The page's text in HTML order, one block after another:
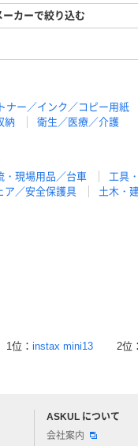
カーで絞り込む
トナー／インク／コピー用紙
納 衛生／医療／介護
・現場用品／台車 工具
ア／安全保護具 土木・
1位： instax mini13 2位：
ASKUL について
会社案内